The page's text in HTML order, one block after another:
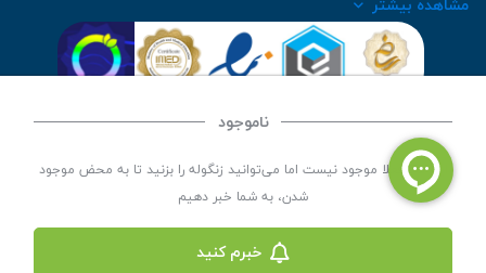
ناموجود
این کالا فعلا موجود نیست اما می‌توانید زنگوله را بزنید تا به محض موجود
شدن، به شما خبر دهیم
خبرم کنید
برترین برندهای موجود در بازار اطلاعات بسیار ارزشمندی را دارا می‌باشد
| تلفن تماس : 36333383-035 | ایمیل: Info@Sib115.com
کلیه حقوق این سایت متعلق به سیب 115 ( فروشگاه لوازم پزشکی سیب 115 ) است، توسعه و
کدنویسی توسطسپکام سیستم